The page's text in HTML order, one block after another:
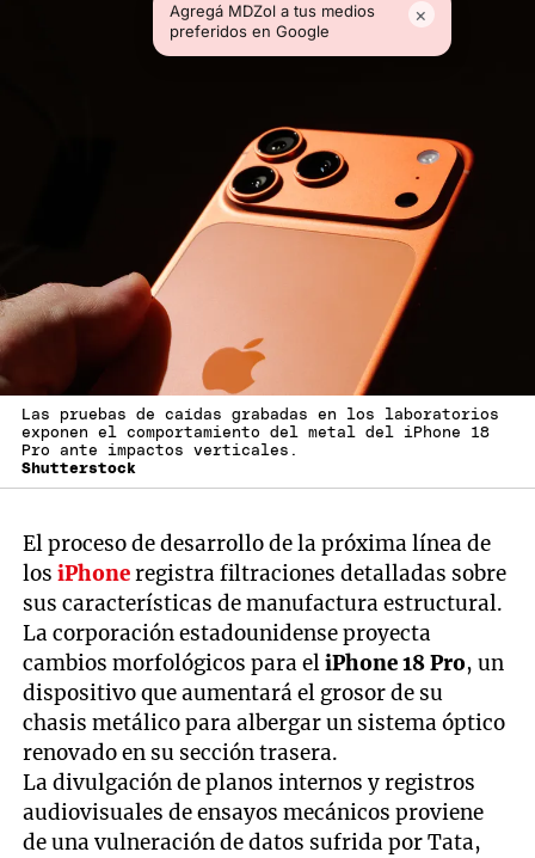
Agregá MDZol a tus medios
preferidos en Google
×
Las pruebas de caídas grabadas en los laboratorios
exponen el comportamiento del metal del iPhone 18
Pro ante impactos verticales.
Shutterstock
El proceso de desarrollo de la próxima línea de
losiPhoneregistra filtraciones detalladas sobre
sus características de manufactura estructural.
La corporación estadounidense proyecta
cambios morfológicos para eliPhone 18 Pro, un
dispositivo que aumentará el grosor de su
chasis metálico para albergar un sistema óptico
renovado en su sección trasera.
La divulgación de planos internos y registros
audiovisuales de ensayos mecánicos proviene
de una vulneración de datos sufrida por Tata,